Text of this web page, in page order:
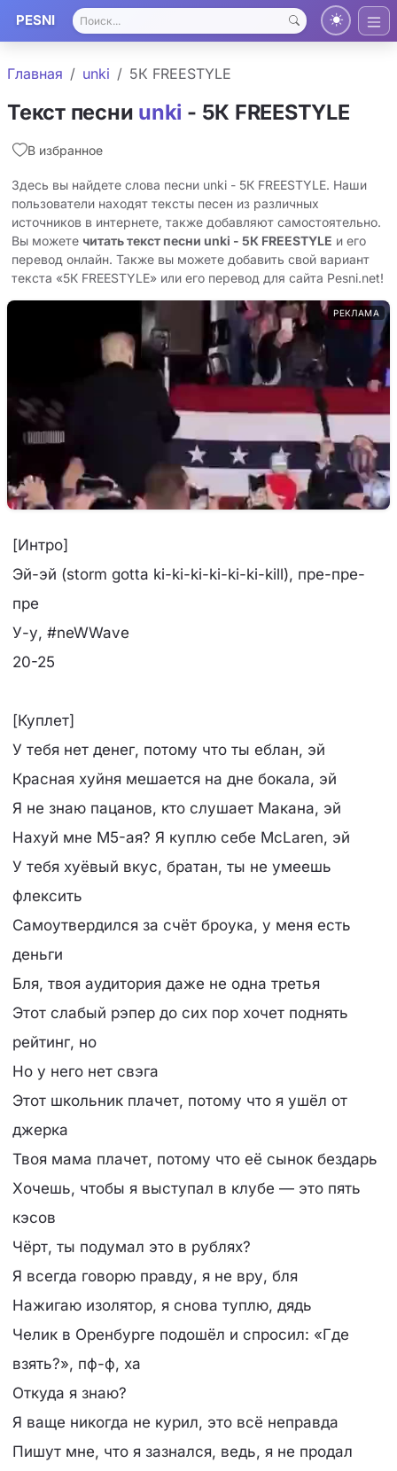
PESNI
Главная unki 5К FREESTYLE
Текст песни unki - 5К FREESTYLE
В избранное
Здесь вы найдете слова песни unki - 5К FREESTYLE. Наши
пользователи находят тексты песен из различных
источников в интернете, также добавляют самостоятельно.
Вы можете читать текст песни unki - 5К FREESTYLE и его
перевод онлайн. Также вы можете добавить свой вариант
текста «5К FREESTYLE» или его перевод для сайта Pesni.net!
РЕКЛАМА
[Интро]
Эй-эй (storm gotta ki-ki-ki-ki-ki-ki-kill), пре-пре-
пре
У-у, #neWWave
20-25
[Куплет]
У тебя нет денег, потому что ты еблан, эй
Красная хуйня мешается на дне бокала, эй
Я не знаю пацанов, кто слушает Макана, эй
Нахуй мне M5-ая? Я куплю себе McLaren, эй
У тебя хуёвый вкус, братан, ты не умеешь
флексить
Самоутвердился за счёт броука, у меня есть
деньги
Бля, твоя аудитория даже не одна третья
Этот слабый рэпер до сих пор хочет поднять
рейтинг, но
Но у него нет свэга
Этот школьник плачет, потому что я ушёл от
джерка
Твоя мама плачет, потому что её сынок бездарь
Хочешь, чтобы я выступал в клубе — это пять
кэсов
Чёрт, ты подумал это в рублях?
Я всегда говорю правду, я не вру, бля
Нажигаю изолятор, я снова туплю, дядь
Челик в Оренбурге подошёл и спросил: «Где
взять?», пф-ф, ха
Откуда я знаю?
Я ваще никогда не курил, это всё неправда
Пишут мне, что я зазнался, ведь, я не продал